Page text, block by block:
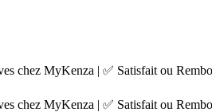
chez MyKenza | ✅ Satisfait ou
chez MyKenza | ✅ Satisfait ou